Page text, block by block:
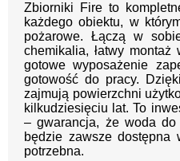
Zbiorniki Fire to
każdego obiektu, w
pożarowe. Łączą w
chemikalia, łatwy
gotowe wyposażenie
gotowość do pracy.
zajmują powierzchni
kilkudziesięciu lat. To
– gwarancja, że woda do
będzie zawsze dostępna
potrzebna.